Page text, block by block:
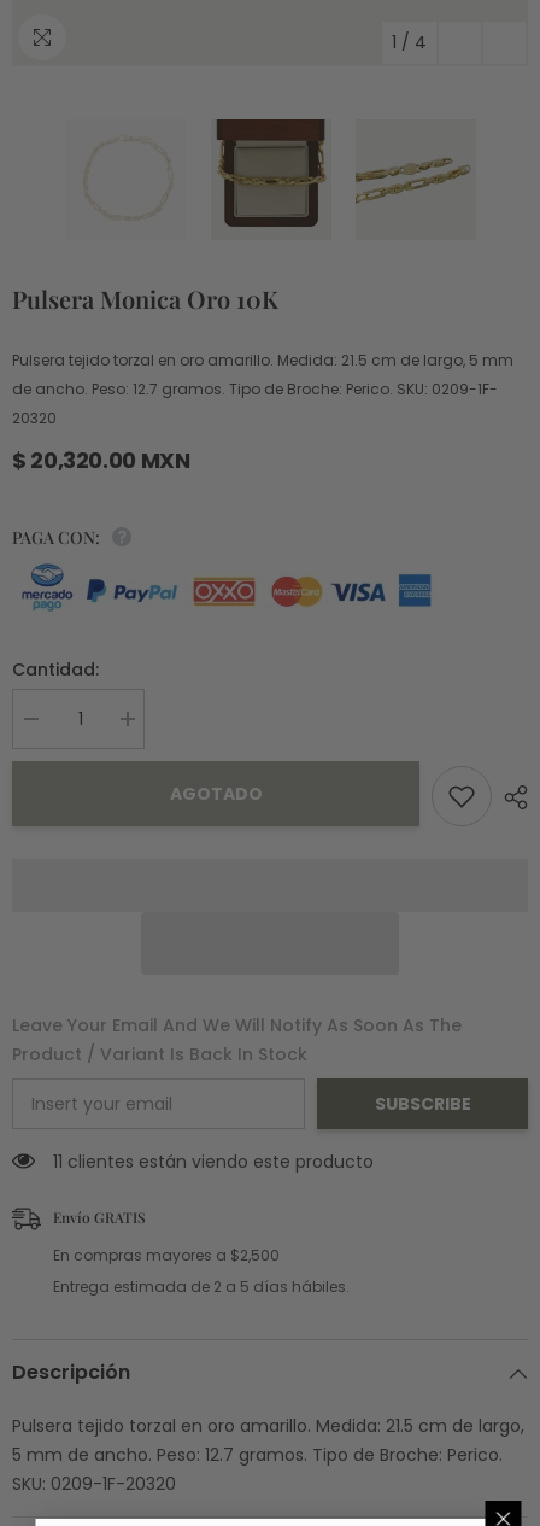
1 / 4
Pulsera Monica Oro 10K
Pulsera tejido torzal en oro amarillo. Medida: 21.5 cm de largo, 5 mm
de ancho. Peso: 12.7 gramos. Tipo de Broche: Perico. SKU: 0209-1F-
20320
$ 20,320.00 MXN
PAGA CON:
Cantidad:
Decrease
for
Increase
for
MonicaAGOTADO
Leave Your Email And We Will Notify As Soon As The
Product / Variant Is Back In Stock
SUBSCRIBE
11 clientes están viendo este producto
Envío GRATIS
En compras mayores a $2,500
Entrega estimada de 2 a 5 días hábiles.
Descripción
Pulsera tejido torzal en oro amarillo. Medida: 21.5 cm de largo,
5 mm de ancho. Peso: 12.7 gramos. Tipo de Broche: Perico.
SKU: 0209-1F-20320